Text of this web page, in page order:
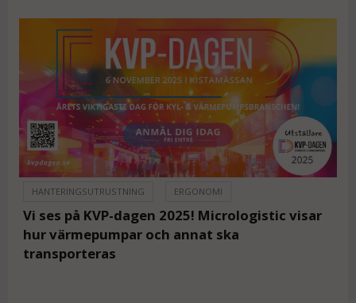
HANTERINGSUTRUSTNING ERGONOMI
Vi ses på KVP-dagen 2025! Micrologistic visar
hur värmepumpar och annat ska
transporteras